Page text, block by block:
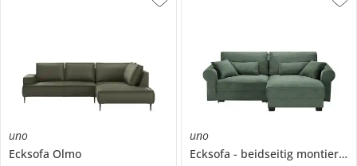
uno
Ecksofa Olmo
uno
Ecksofa
beidseitig montierbar